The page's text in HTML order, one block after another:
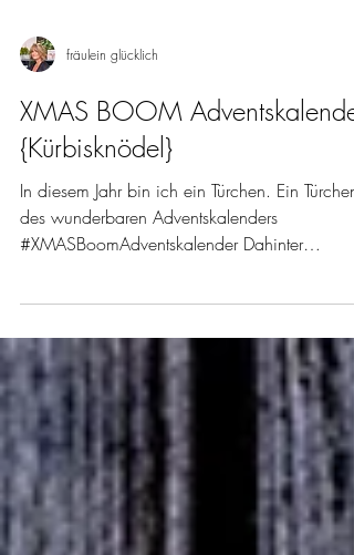
fräulein glücklich
XMAS BOOM Adventskalender
{Kürbisknödel}
In diesem Jahr bin ich ein Türchen. Ein Türchen
#XMASBoomAdventskalender Dahinter